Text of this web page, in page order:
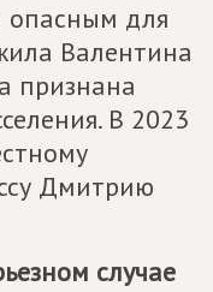
опасным для
Валентина
признана
В 2023
Дмитрию
случае